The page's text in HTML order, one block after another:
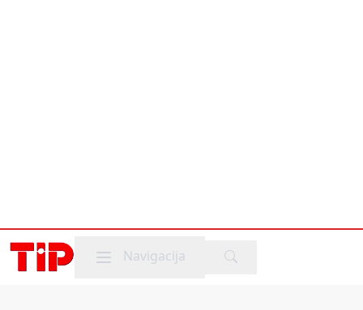
Mobile menu
Navigacija